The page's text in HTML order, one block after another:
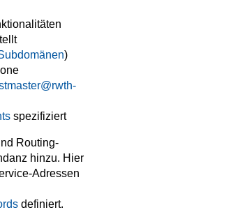
)
spezifiziert
Routing-
hinzu. Hier
Adressen
definiert.